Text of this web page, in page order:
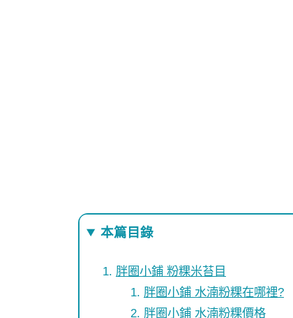
本篇目錄
胖圈小鋪 粉粿米苔目
胖圈小鋪 水湳粉粿在哪裡?
胖圈小鋪 水湳粉粿價格